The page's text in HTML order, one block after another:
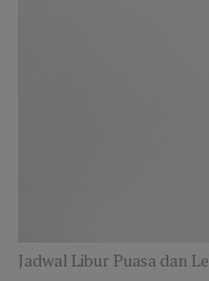
Jadwal Libur Puasa dan